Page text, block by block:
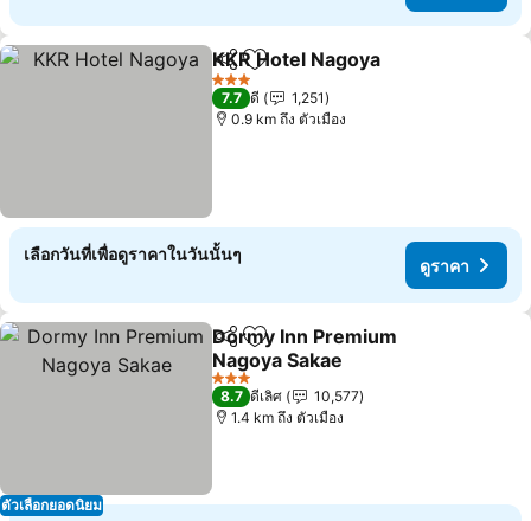
แชร์ เพิ่มในรายการโปรด
KKR Hotel Nagoya
3 ดาว
7.7 ดี
1,251
0.9 km ถึง ตัวเมือง
เลือกวันที่เพื่อดูราคาในวันนั้นๆ
ดูราคา
ตัวเลือกยอดนิยม
แชร์ เพิ่มในรายการโปรด
Dormy Inn Premium
Nagoya Sakae
ดูราคา
3 ดาว
8.7 ดีเลิศ
10,577
1.4 km ถึง ตัวเมือง